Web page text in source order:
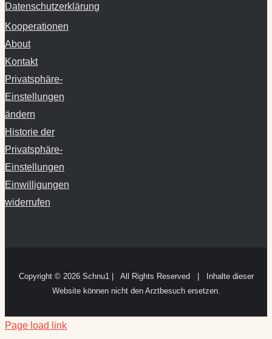
Datenschutzerklärung
Kooperationen
About
Kontakt
Privatsphäre-
Einstellungen
ändern
Historie der
Privatsphäre-
Einstellungen
Einwilligungen
widerrufen
Copyright © 2026 Schnu1 | All Rights Reserved | Inhalte dieser
Website können nicht den Arztbesuch ersetzen.
Page load link